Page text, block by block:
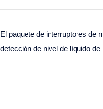
El paquete de interruptores de
detección de nivel de líquido